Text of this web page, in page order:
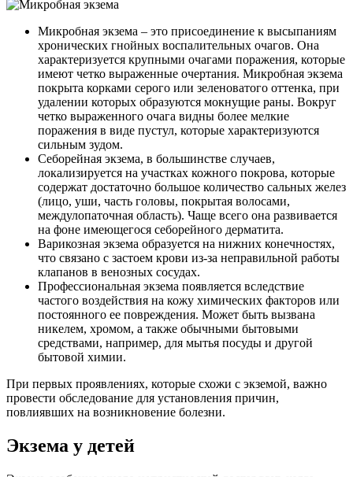
Микробная экзема – это присоединение к высыпаниям
хронических гнойных воспалительных очагов. Она
характеризуется крупными очагами поражения, которые
имеют четко выраженные очертания. Микробная экзема
покрыта корками серого или зеленоватого оттенка, при
удалении которых образуются мокнущие раны. Вокруг
четко выраженного очага видны более мелкие
поражения в виде пустул, которые характеризуются
сильным зудом.
Себорейная экзема, в большинстве случаев,
локализируется на участках кожного покрова, которые
содержат достаточно большое количество сальных желез
(лицо, уши, часть головы, покрытая волосами,
междулопаточная область). Чаще всего она развивается
на фоне имеющегося себорейного дерматита.
Варикозная экзема образуется на нижних конечностях,
что связано с застоем крови из-за неправильной работы
клапанов в венозных сосудах.
Профессиональная экзема появляется вследствие
частого воздействия на кожу химических факторов или
постоянного ее повреждения. Может быть вызвана
никелем, хромом, а также обычными бытовыми
средствами, например, для мытья посуды и другой
бытовой химии.
При первых проявлениях, которые схожи с экземой, важно
провести обследование для установления причин,
повлиявших на возникновение болезни.
Экзема у детей